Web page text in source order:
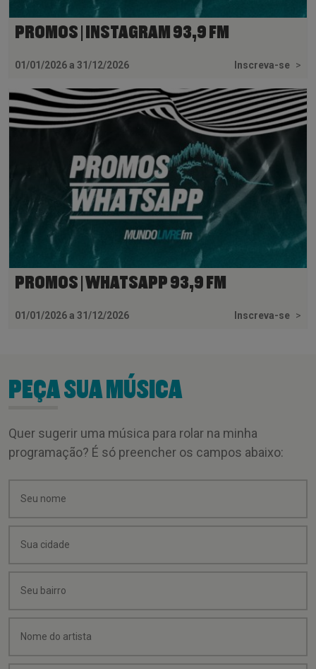
PROMOS | INSTAGRAM 93,9 FM
01/01/2026 a 31/12/2026 Inscreva-se >
PROMOS | WHATSAPP 93,9 FM
01/01/2026 a 31/12/2026 Inscreva-se >
PEÇA SUA MÚSICA
Quer sugerir uma música para rolar na minha
programação? É só preencher os campos abaixo: